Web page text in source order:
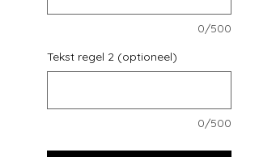
0/500
Tekst regel 2 (optioneel)
0/500